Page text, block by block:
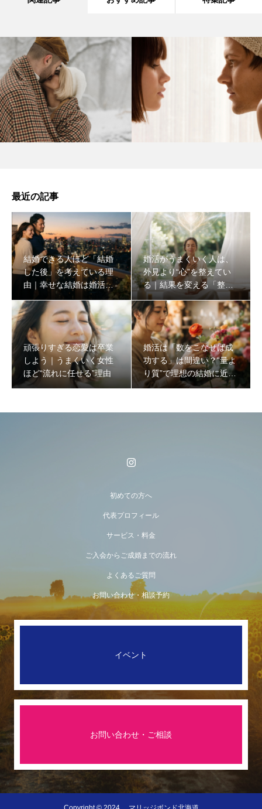
最近の記事
結婚できる人ほど「結婚
した後」を考えている理
由｜幸せな結婚は婚活の
始め方で決まる
婚活がうまくいく人は、
外見より“心”を整えてい
る｜結果を変える「整え
る婚活」とは？
頑張りすぎる恋愛は卒業
しよう｜うまくいく女性
ほど“流れに任せる”理由
婚活は「数をこなせば成
功する」は間違い？“量よ
り質”で理想の結婚に近づ
く方法
初めての方へ
代表プロフィール
サービス・料金
ご入会からご成婚までの流れ
よくあるご質問
お問い合わせ・相談予約
イベント
お問い合わせ・ご相談